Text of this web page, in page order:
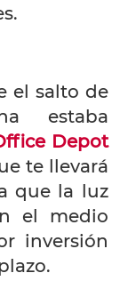
el salto de
estaba
Depot
te llevará
que la luz
el medio
inversión